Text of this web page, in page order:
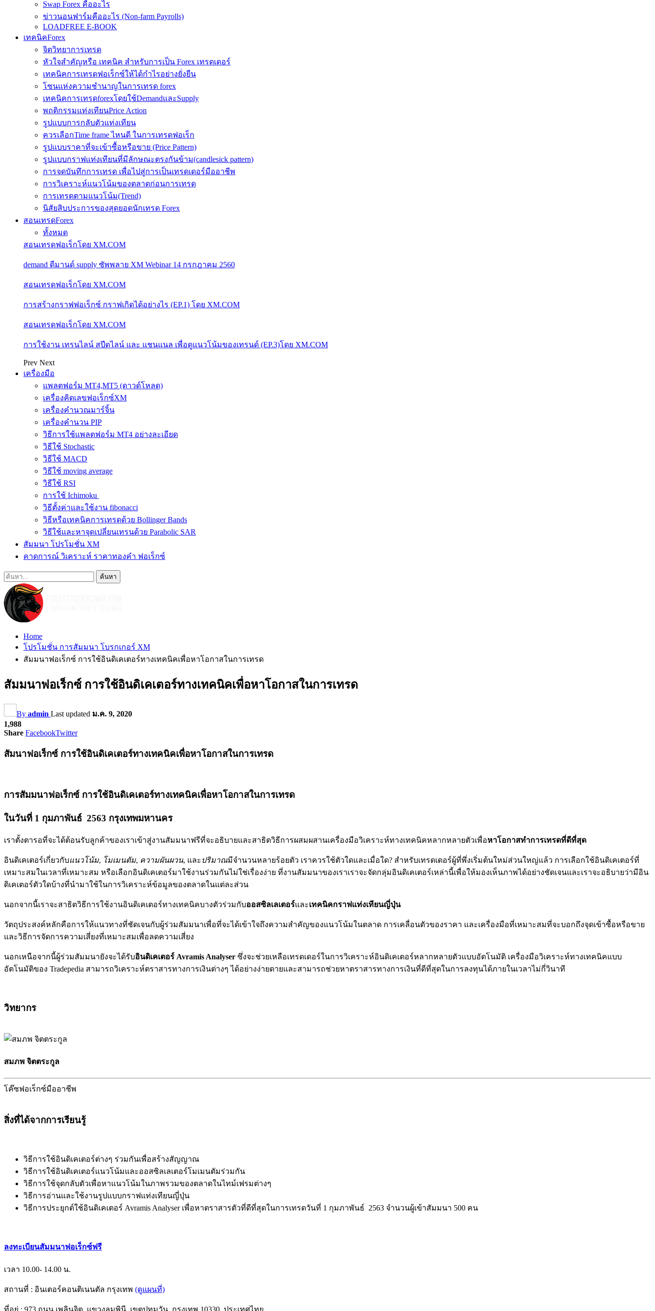
Swap Forex คืออะไร
ข่าวนอนฟาร์มคืออะไร (Non-farm Payrolls)
LOADFREE E-BOOK
เทคนิคForex
จิตวิทยาการเทรด
หัวใจสำคัญหรือ เทคนิค สำหรับการเป็น Forex เทรดเดอร์
เทคนิคการเทรดฟอเร็กซ์ให้ได้กำไรอย่างยั่งยืน
โซนแห่งความชำนาญในการเทรด forex
เทคนิคการเทรดforexโดยใช้DemandและSupply
พฤติกรรมแท่งเทียนPrice Action
รูปแบบการกลับตัวแท่งเทียน
ควรเลือกTime frame ไหนดี ในการเทรดฟอเร็ก
รูปแบบราคาที่จะเข้าซื้อหรือขาย (Price Pattern)
รูปแบบกราฟแท่งเทียนที่มีลักษณะตรงกันข้าม(candlesick pattern)
การจดบันทึกการเทรด เพื่อไปสู่การเป็นเทรดเดอร์มืออาชีพ
การวิเคราะห์แนวโน้มของตลาดก่อนการเทรด
การเทรดตามแนวโน้ม(Trend)
นิสัยสิบประการของสุดยอดนักเทรด Forex
สอนเทรดForex
ทั้งหมด
สอนเทรดฟอเร็กโดย XM.COM
demand ดีมานด์ supply ซัพพลาย XM Webinar 14 กรกฎาคม 2560
สอนเทรดฟอเร็กโดย XM.COM
การสร้างกราฟฟอเร็กซ์ กราฟเกิดได้อย่างไร (EP.1) โดย XM.COM
สอนเทรดฟอเร็กโดย XM.COM
การใช้งาน เทรนไลน์ สปีดไลน์ และ แชนแนล เพื่อดูแนวโน้มของเทรนด์ (EP.3)โดย XM.COM
Prev Next
เครื่องมือ
แพลตฟอร์ม MT4,MT5 (ดาวด์โหลด)
เครื่องคิดเลขฟอเร็กซ์XM
เครื่องคำนวณมาร์จิ้น
เครื่องคำนวน PIP
วิธีการใช้แพลตฟอร์ม MT4 อย่างละเอียด
วิธีใช้ Stochastic
วิธีใช้ MACD
วิธีใช้ moving average
วิธีใช้ RSI
การใช้ Ichimoku
วิธีตั้งค่าและใช้งาน fibonacci
วิธีหรือเทคนิคการเทรดด้วย Bollinger Bands
วิธีใช้และหาจุดเปลี่ยนเทรนด้วย Parabolic SAR
สัมมนา โปรโมชั่น XM
คาดการณ์ วิเคราะห์ ราคาทองคำ ฟอเร็กซ์
Home
โปรโมชั่น การสัมมนา โบรกเกอร์ XM
สัมมนาฟอเร็กซ์ การใช้อินดิเคเตอร์ทางเทคนิคเพื่อหาโอกาสในการเทรด
สัมมนาฟอเร็กซ์ การใช้อินดิเคเตอร์ทางเทคนิคเพื่อหาโอกาสในการเทรด
By admin Last updated ม.ค. 9, 2020
1,988
Share FacebookTwitter
สัมนาฟอเร็กซ์ การใช้อินดิเคเตอร์ทางเทคนิคเพื่อหาโอกาสในการเทรด
การสัมมนาฟอเร็กซ์ การใช้อินดิเคเตอร์ทางเทคนิคเพื่อหาโอกาสในการเทรด
ในวันที่ 1 กุมภาพันธ์ 2563 กรุงเทพมหานคร
เราตั้งตารอที่จะได้ต้อนรับลูกค้าของเราเข้าสู่งานสัมมนาฟรีที่จะอธิบายและสาธิตวิธีการผสมผสานเครื่องมือวิเคราะห์ทางเทคนิคหลากหลายตัวเพื่อหาโอกาสทำการเทรดที่ดีที่สุด
อินดิเคเตอร์เกี่ยวกับแนวโน้ม, โมเมนตัม, ความผันผวน, และ ปริมาณมีจำนวนหลายร้อยตัว เราควรใช้ตัวใดและเมื่อใด? สำหรับเทรดเดอร์ผู้ที่พึ่งเริ่มต้นใหม่ส่วนใหญ่แล้ว การเลือกใช้อินดิเคเตอร์ที่
เหมาะสมในเวลาที่เหมาะสม หรือเลือกอินดิเคเตอร์มาใช้งานร่วมกันไม่ใช่เรื่องง่าย ที่งานสัมมนาของเราเราจะจัดกลุ่มอินดิเคเตอร์เหล่านี้เพื่อให้มองเห็นภาพได้อย่างชัดเจนและเราจะอธิบายว่ามีอิน
ดิเคเตอร์ตัวใดบ้างที่นำมาใช้ในการวิเคราะห์ข้อมูลของตลาดในแต่ละส่วน
นอกจากนี้เราจะสาธิตวิธีการใช้งานอินดิเคเตอร์ทางเทคนิคบางตัวร่วมกับออสซิลเลเตอร์และเทคนิคกราฟแท่งเทียนญี่ปุ่น
วัตถุประสงค์หลักคือการให้แนวทางที่ชัดเจนกับผู้ร่วมสัมมนาเพื่อที่จะได้เข้าใจถึงความสำคัญของแนวโน้มในตลาด การเคลื่อนตัวของราคา และเครื่องมือที่เหมาะสมที่จะบอกถึงจุดเข้าซื้อหรือขาย
และวิธีการจัดการความเสี่ยงที่เหมาะสมเพื่อลดความเสี่ยง
นอกเหนือจากนี้ผู้ร่วมสัมมนายังจะได้รับอินดิเคเตอร์ Avramis Analyser ซึ่งจะช่วยเหลือเทรดเดอร์ในการวิเคราะห์อินดิเคเตอร์หลากหลายตัวแบบอัตโนมัติ เครื่องมือวิเคราะห์ทางเทคนิคแบบ
อัตโนมัติของ Tradepedia สามารถวิเคราะห์ตราสารทางการเงินต่างๆ ได้อย่างง่ายดายและสามารถช่วยหาตราสารทางการเงินที่ดีที่สุดในการลงทุนได้ภายในเวลาไม่กี่วินาที
วิทยากร
สมภพ จิตตระกูล
โค๊ซฟอเร็กซ์มืออาชีพ
สิ่งที่ได้จากการเรียนรู้
วิธีการใช้อินดิเคเตอร์ต่างๆ ร่วมกันเพื่อสร้างสัญญาณ
วิธีการใช้อินดิเคเตอร์แนวโน้มและออสซิลเลเตอร์โมเมนตัมร่วมกัน
วิธีการใช้จุดกลับตัวเพื่อหาแนวโน้มในภาพรวมของตลาดในไทม์เฟรมต่างๆ
วิธีการอ่านและใช้งานรูปแบบกราฟแท่งเทียนญี่ปุ่น
วิธีการประยุกต์ใช้อินดิเคเตอร์ Avramis Analyser เพื่อหาตราสารตัวที่ดีที่สุดในการเทรดวันที่ 1 กุมภาพันธ์ 2563 จำนวนผู้เข้าสัมมนา 500 คน
ลงทะเบียนสัมมนาฟอเร็กซ์ฟรี
เวลา 10.00- 14.00 น.
สถานที่ : อินเตอร์คอนติเนนตัล กรุงเทพ (ดูแผนที่)